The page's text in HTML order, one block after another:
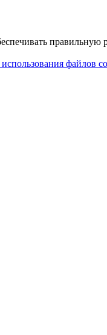
правильную
файлов